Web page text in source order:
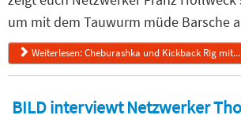
um mit dem Tauwurm müde Barsche
Weiterlesen: Cheburashka und Kickback Rig mit...
BILD interviewt Netzwerker